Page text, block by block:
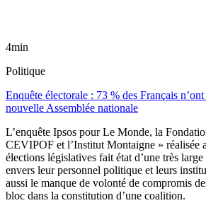
4min
Politique
Enquête électorale : 73 % des Français
nouvelle Assemblée nationale
L’enquête Ipsos pour Le Monde, la
CEVIPOF et l’Institut Montaigne » réalisée
élections législatives fait état d’une très
envers leur personnel politique et leurs
aussi le manque de volonté de compromis
bloc dans la constitution d’une coalition.